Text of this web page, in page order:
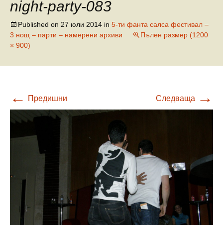
night-party-083
Published on 27 юли 2014 in 5-ти фанта салса фестивал –
3 нощ – парти – намерени архиви
Пълен размер (1200
× 900)
← Предишни Следваща →